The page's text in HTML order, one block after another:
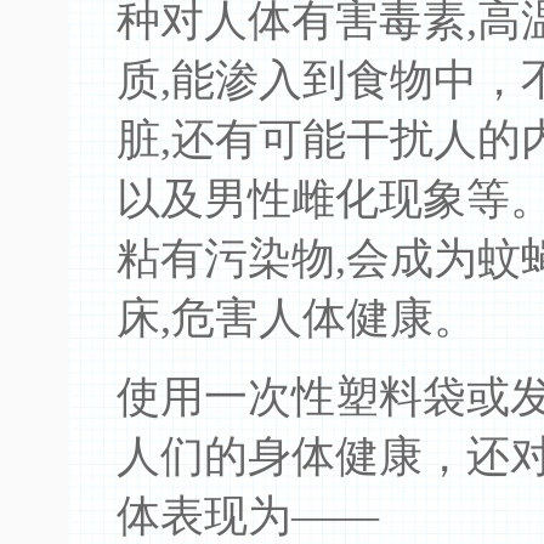
种对人体有害毒素,高
质,能渗入到食物中，
脏,还有可能干扰人的
以及男性雌化现象等
粘有污染物,会成为蚊
床,危害人体健康。
使用一次性塑料袋或
人们的身体健康，还
体表现为——